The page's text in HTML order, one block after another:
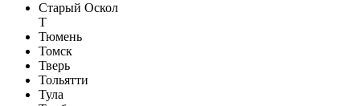
Старый Оскол
Т
Тюмень
Томск
Тверь
Тольятти
Тула